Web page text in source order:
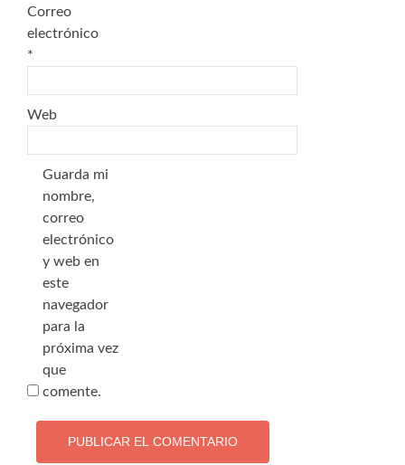
Correo
electrónico
*
Web
Guarda mi
nombre,
correo
electrónico
y web en
este
navegador
para la
próxima vez
que
comente.